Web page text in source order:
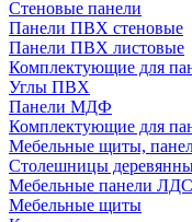
Стеновые панели
Панели ПВХ стеновые
Панели ПВХ листовые
Комплектующие для
Углы ПВХ
Панели МДФ
Комплектующие для
Мебельные щиты,
Столешницы
Мебельные панели
Мебельные щиты